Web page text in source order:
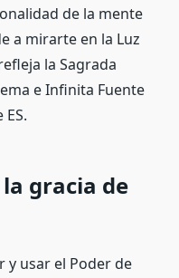
de la mente
a mirarte en la Luz
la Sagrada
e Infinita Fuente
gracia de
y usar el Poder de